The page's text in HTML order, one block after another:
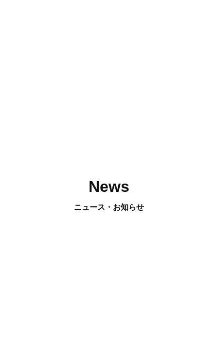
News
ニュース・お知らせ